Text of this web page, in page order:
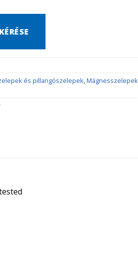
és pillangószelepek Mágnesszelepek